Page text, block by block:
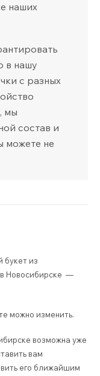
наших
в нашу
с разных
мы
состав и
можете не
букет из
Новосибирске —
можно изменить.
возможна уже
вам
его ближайшим